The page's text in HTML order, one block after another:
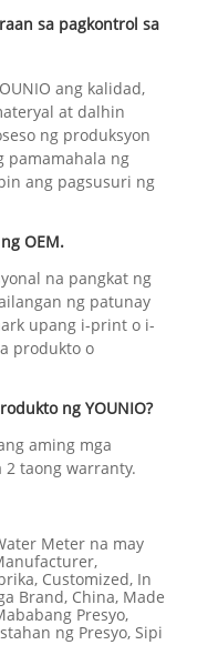
sa pagkontrol sa
ang kalidad,
at dalhin
ng produksyon
pamamahala ng
ang pagsusuri ng
OEM.
na pangkat ng
ng patunay
upang i-print o i-
produkto o
ng YOUNIO?
aming mga
2 taong warranty.
Meter na may
Customized, In
Brand, China, Made
Presyo,
ng Presyo, Sipi